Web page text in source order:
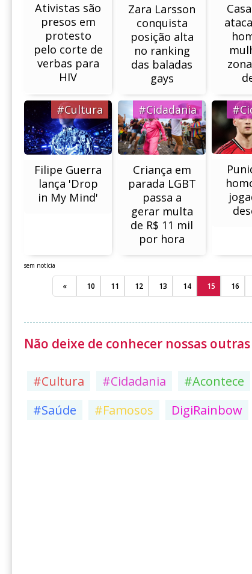
Ativistas são
presos em
protesto
pelo corte de
verbas para
HIV
Zara Larsson
conquista
posição alta
no ranking
das baladas
gays
#Cultura
Filipe Guerra
lança 'Drop
in My Mind'
#Cidadania
Criança em
parada LGBT
passa a
gerar multa
de R$ 11 mil
por hora
sem notícia
« 10 11 12 13 14 15 16
Não deixe de conhecer nossas
#Cultura #Cidadania #Acontece
#Saúde
#Famosos DigiRainbow